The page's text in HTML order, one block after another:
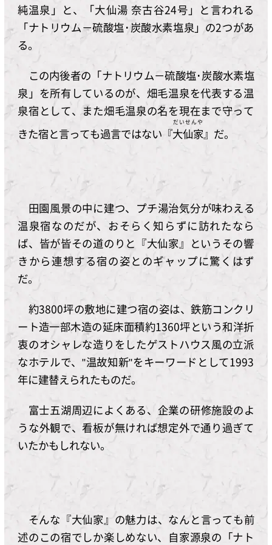
純温泉」と、「大仙湯 奈古谷24号」と言われる
「ナトリウム－硫酸塩･炭酸水素塩泉」の2つがあ
る。
この内後者の「ナトリウム－硫酸塩･炭酸水素塩
泉」を所有しているのが、畑毛温泉を代表する温
泉宿として、また畑毛温泉の名を現在まで守って
きた宿と言っても過言ではない『大仙家
だいせんや
』だ。
田園風景の中に建つ、プチ湯治気分が味わえる
温泉宿なのだが、おそらく知らずに訪れたなら
ば、皆が皆その道のりと『大仙家』というその響
きから連想する宿の姿とのギャップに驚くはず
だ。
約3800坪の敷地に建つ宿の姿は、鉄筋コンクリ
ート造一部木造の延床面積約1360坪という和洋折
衷のオシャレな造りをしたゲストハウス風の立派
なホテルで、"温故知新"をキーワードとして1993
年に建替えられたものだ。
富士五湖周辺によくある、企業の研修施設のよ
うな外観で、看板が無ければ想定外で通り過ぎて
いたかもしれない。
そんな『大仙家』の魅力は、なんと言っても前
述のこの宿でしか楽しめない、自家源泉の「ナト